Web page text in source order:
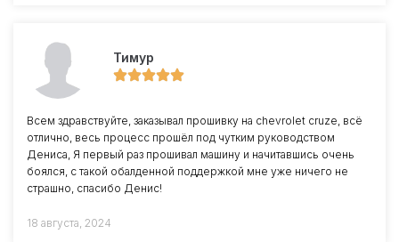
Тимур
Всем здравствуйте, заказывал прошивку на chevrolet cruze, всё
отлично, весь процесс прошёл под чутким руководством
Дениса, Я первый раз прошивал машину и начитавшись очень
боялся, с такой обалденной поддержкой мне уже ничего не
страшно, спасибо Денис!
18 августа, 2024